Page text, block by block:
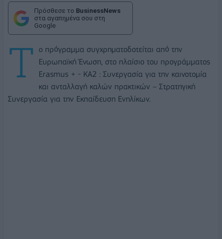
Πρόσθεσε το BusinessNews
στα αγαπημένα σου στη
Google
T
o πρόγραμμα συγχρηματοδοτείται από την
Ευρωπαϊκή Ένωση, στο πλαίσιο του προγράμματος
Erasmus + - KA2 : Συνεργασία για την καινοτομία
και ανταλλαγή καλών πρακτικών – Στρατηγική
Συνεργασία για την Εκπαίδευση Ενηλίκων.